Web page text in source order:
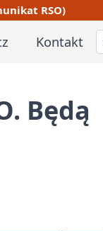
RSO)
Kontakt
Będą